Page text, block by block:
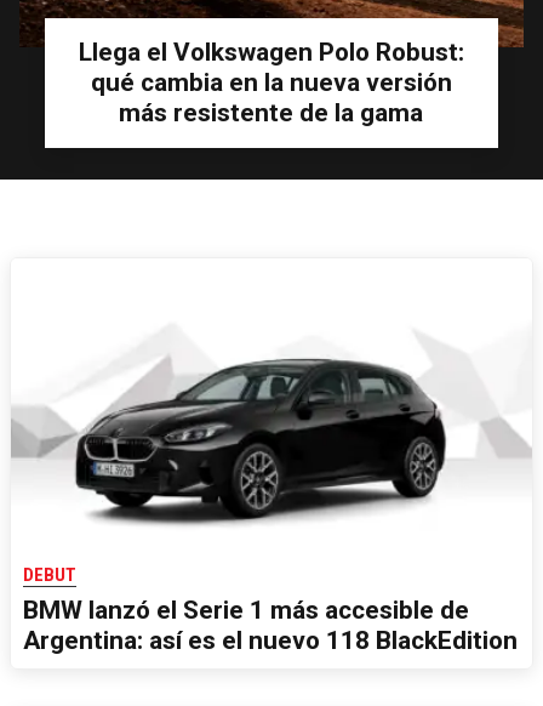
Llega el Volkswagen Polo Robust:
qué cambia en la nueva versión
más resistente de la gama
DEBUT
BMW lanzó el Serie 1 más accesible de
Argentina: así es el nuevo 118 BlackEdition